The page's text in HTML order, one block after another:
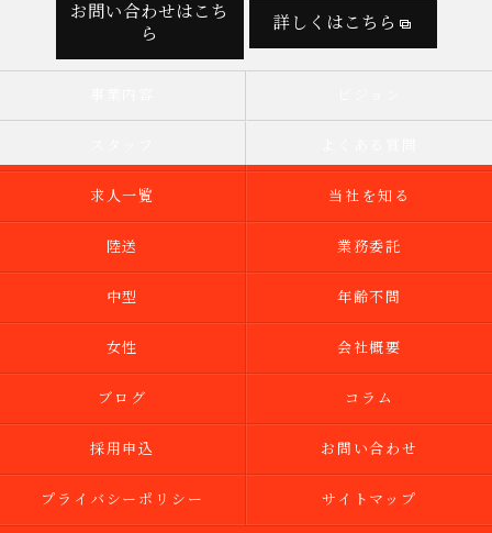
お問い合わせはこち
ら
詳しくはこちら
求人一覧 当社を知る
陸送 業務委託
中型 年齢不問
女性 会社概要
ブログ コラム
採用申込 お問い合わせ
プライバシーポリシー サイトマップ